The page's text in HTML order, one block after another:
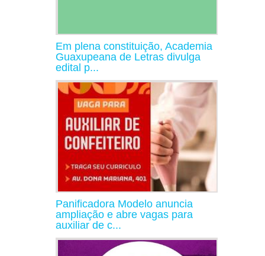
Em plena constituição, Academia
Guaxupeana de Letras divulga
edital p...
Panificadora Modelo anuncia
ampliação e abre vagas para
auxiliar de c...